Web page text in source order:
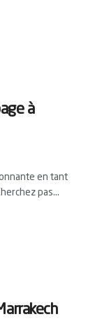
à
en tant
pas...